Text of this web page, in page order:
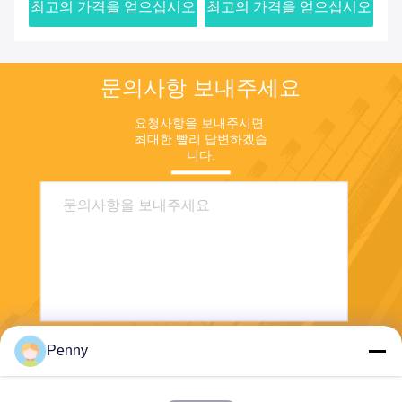
최고의 가격을 얻으십시오 최고의 가격을 얻으십시오
문의사항 보내주세요
요청사항을 보내주시면
최대한 빨리 답변하겠습
니다.
Penny